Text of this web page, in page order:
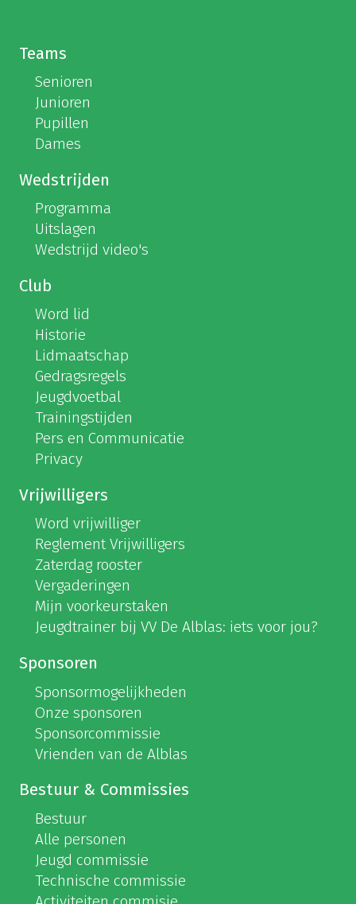
Teams
Senioren
Junioren
Pupillen
Dames
Wedstrijden
Programma
Uitslagen
Wedstrijd video's
Club
Word lid
Historie
Lidmaatschap
Gedragsregels
Jeugdvoetbal
Trainingstijden
Pers en Communicatie
Privacy
Vrijwilligers
Word vrijwilliger
Reglement Vrijwilligers
Zaterdag rooster
Vergaderingen
Mijn voorkeurstaken
Jeugdtrainer bij VV De Alblas: iets voor jou?
Sponsoren
Sponsormogelijkheden
Onze sponsoren
Sponsorcommissie
Vrienden van de Alblas
Bestuur & Commissies
Bestuur
Alle personen
Jeugd commissie
Technische commissie